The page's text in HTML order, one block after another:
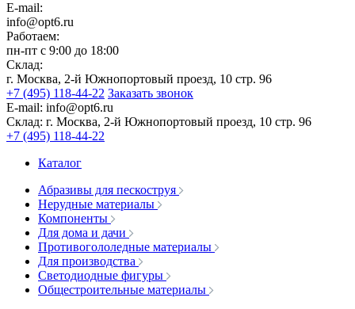
E-mail:
info@opt6.ru
Работаем:
пн-пт с 9:00 до 18:00
Склад:
г. Москва, 2-й Южнопортовый проезд, 10 стр. 96
+7 (495) 118-44-22 Заказать звонок
E-mail: info@opt6.ru
Склад: г. Москва, 2-й Южнопортовый проезд, 10 стр. 96
+7 (495) 118-44-22
Каталог
Абразивы для пескоструя
Нерудные материалы
Компоненты
Для дома и дачи
Противогололедные материалы
Для производства
Светодиодные фигуры
Общестроительные материалы